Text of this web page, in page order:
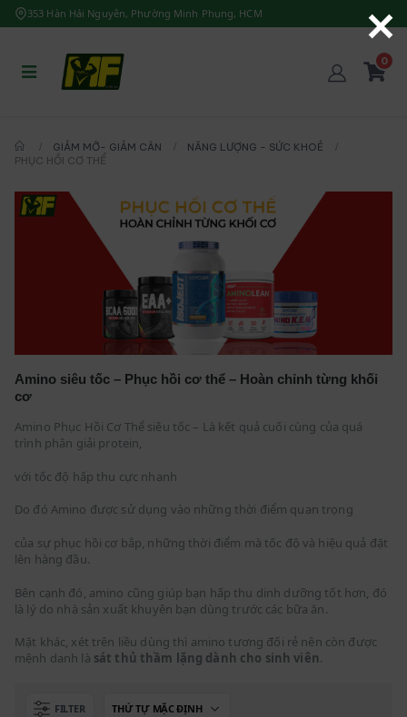
353 Hàn Hải Nguyên, Phường Minh Phụng, HCM
0
GIẢM MỠ- GIẢM CÂN
NĂNG LƯỢNG - SỨC KHOẺ
PHỤC HỒI CƠ THỂ
Amino siêu tốc – Phục hồi cơ thể – Hoàn chỉnh từng khối
cơ
Amino Phục Hồi Cơ Thể siêu tốc – Là kết quả cuối cùng của quá
trình phân giải protein,
với tốc độ hấp thu cực nhanh
Do đó Amino được sử dụng vào những thời điểm quan trọng
của sự phục hồi cơ bắp, những thời điểm mà tốc độ và hiệu quả đặt
lên hàng đầu.
Bên cạnh đó, amino cũng giúp bạn hấp thu dinh dưỡng tốt hơn, đó
là lý do nhà sản xuất khuyên bạn dùng trước các bữa ăn.
Mặt khác, xét trên liều dùng thì amino tương đối rẻ nên còn được
mệnh danh là sát thủ thầm lặng dành cho sinh viên.
FILTER